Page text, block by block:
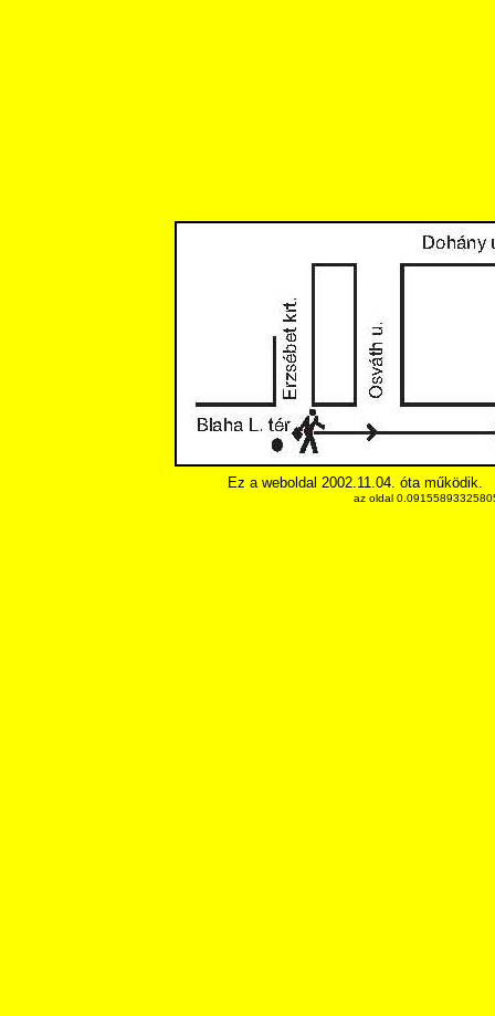
Ez a weboldal 2002.11.04. óta működik.
az oldal